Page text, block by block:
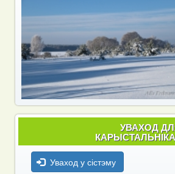
УВАХОД
Уваход у сістэму